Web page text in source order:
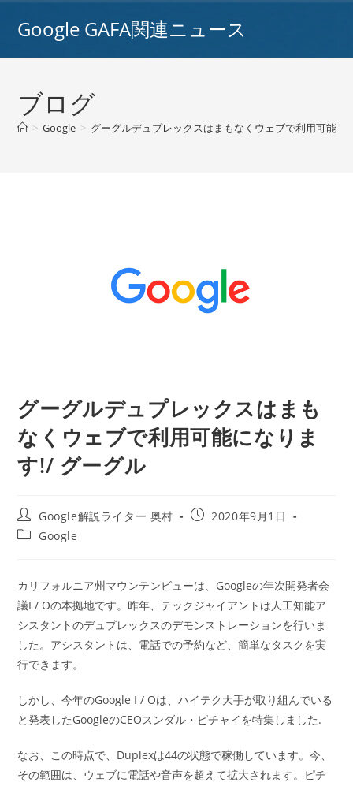
Google GAFA関連ニュース
ブログ
> Google > グーグルデュプレックスはまもなくウェブで利用可能に
グーグルデュプレックスはまも
なくウェブで利用可能になりま
す!/ グーグル
投
稿
者:
Google解説ライター 奥村
投
2020年9月1日
投
テ
ゴ
リ
ー:
Google
カリフォルニア州マウンテンビューは、Googleの年次開発者会
議I / Oの本拠地です。昨年、テックジャイアントは人工知能ア
シスタントのデュプレックスのデモンストレーションを行いま
した。アシスタントは、電話での予約など、簡単なタスクを実
行できます。
しかし、今年のGoogle I / Oは、ハイテク大手が取り組んでいる
と発表したGoogleのCEOスンダル・ピチャイを特集しました.
なお、この時点で、Duplexは44の状態で稼働しています。今、
その範囲は、ウェブに電話や音声を超えて拡大されます。ピチ